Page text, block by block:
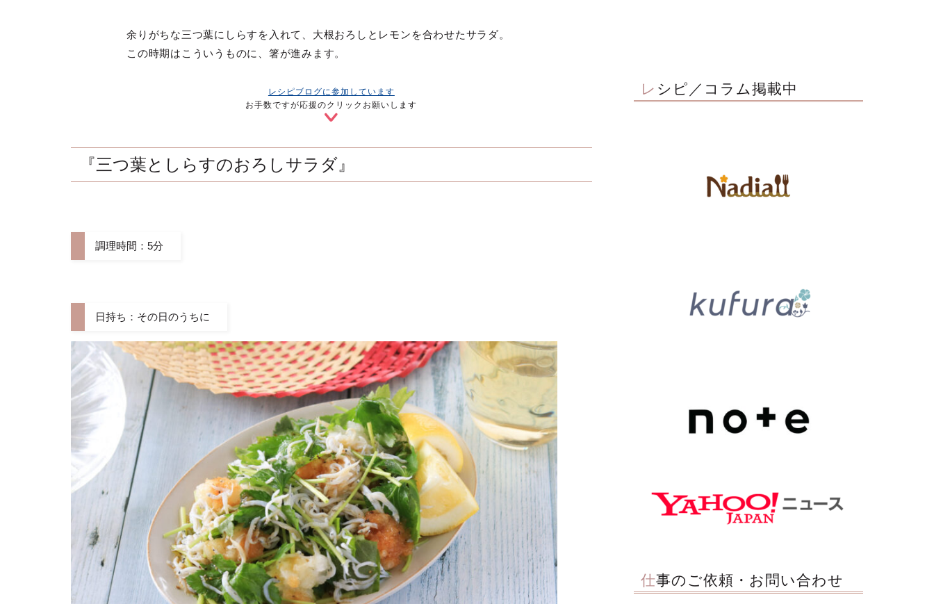
余りがちな三つ葉にしらすを入れて、大根おろしとレモンを合わせたサラダ。
この時期はこういうものに、箸が進みます。
レシピブログに参加しています
お手数ですが応援のクリックお願いします
『三つ葉としらすのおろしサラダ』
調理時間：5分
日持ち：その日のうちに
レシピ／コラム掲載中
仕事のご依頼・お問い合わせ